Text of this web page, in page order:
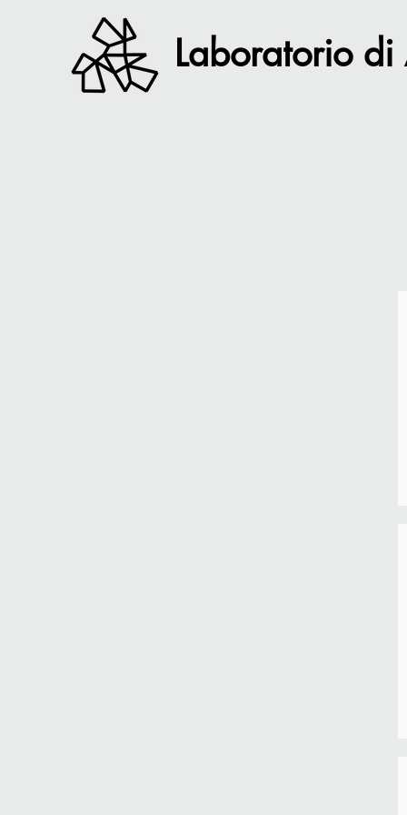
Laboratorio di